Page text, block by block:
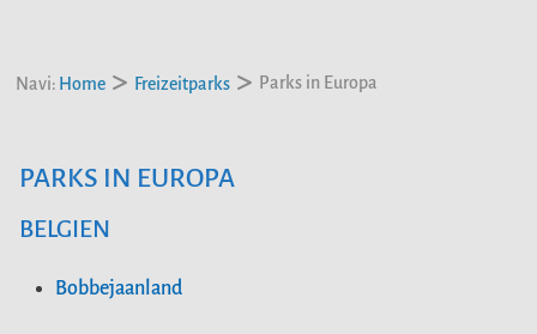
Navi: Home Freizeitparks Parks in Europa
PARKS IN EUROPA
BELGIEN
Bobbejaanland